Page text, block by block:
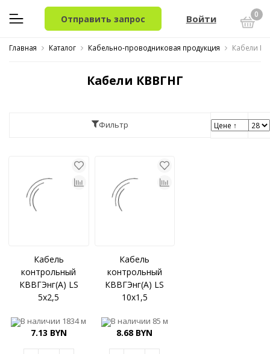
Отправить запрос Войти 0
Главная Каталог Кабельно-проводниковая продукция Кабели
Кабели КВВГНГ
Фильтр
Кабель
контрольный
КВВГЭнг(A) LS
5х2,5
В наличии 1834 м
7.13 BYN
Кабель
контрольный
КВВГЭнг(A) LS
10х1,5
В наличии 85 м
8.68 BYN